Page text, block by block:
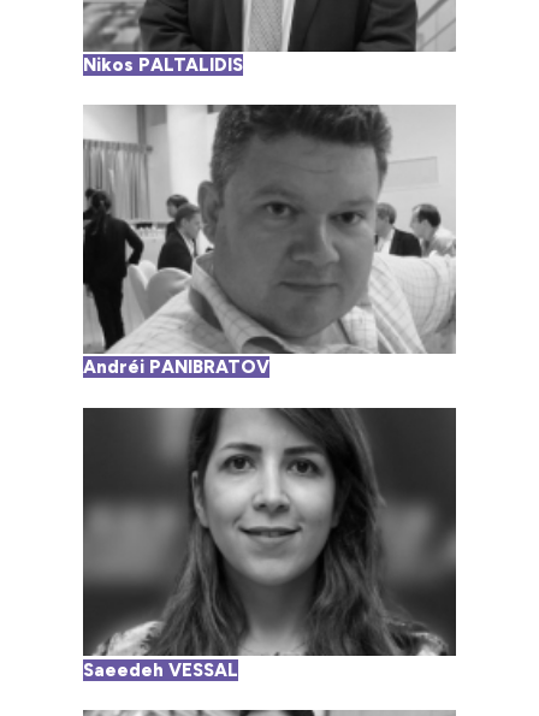
Nikos PALTALIDIS
Andréi PANIBRATOV
Saeedeh VESSAL